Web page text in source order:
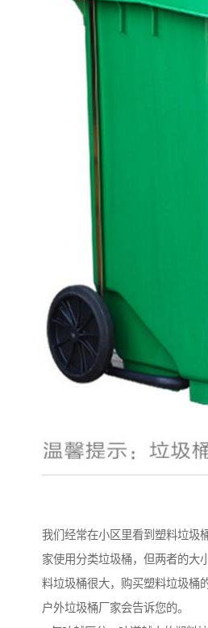
我们经常在小区里看到塑料垃圾
家使用分类垃圾桶，但两者的大
料垃圾桶很大，购买塑料垃圾桶
户外垃圾桶厂家会告诉您的。